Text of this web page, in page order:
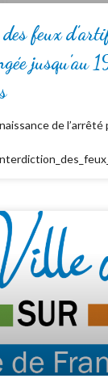
feux
jusqu’au
de